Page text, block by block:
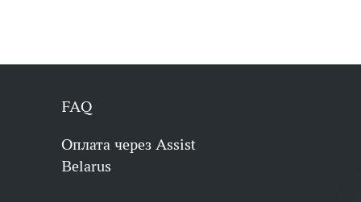
FAQ
Оплата через Assist
Belarus